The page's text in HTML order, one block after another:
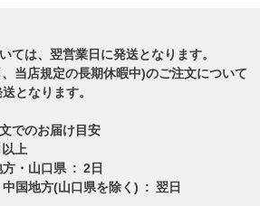
ては、翌営業日に発送となります。
当店規定の長期休暇中)のご注文について
となります。
でのお届け目安
上
・山口県 : 2日
国地方(山口県を除く) : 翌日